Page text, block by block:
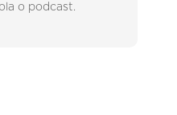
o podcast.